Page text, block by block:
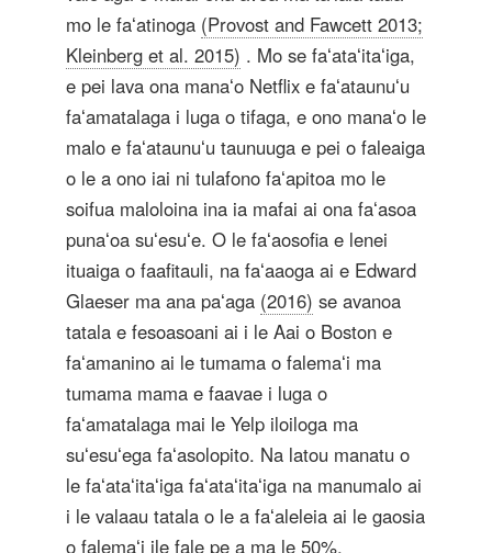
mo le faʻatinoga (Provost and Fawcett 2013;
Kleinberg et al. 2015) . Mo se faʻataʻitaʻiga,
e pei lava ona manaʻo Netflix e faʻataunuʻu
faʻamatalaga i luga o tifaga, e ono manaʻo le
malo e faʻataunuʻu taunuuga e pei o faleaiga
o le a ono iai ni tulafono faʻapitoa mo le
soifua maloloina ina ia mafai ai ona faʻasoa
punaʻoa suʻesuʻe. O le faʻaosofia e lenei
ituaiga o faafitauli, na faʻaaoga ai e Edward
Glaeser ma ana paʻaga (2016) se avanoa
tatala e fesoasoani ai i le Aai o Boston e
faʻamanino ai le tumama o falemaʻi ma
tumama mama e faavae i luga o
faʻamatalaga mai le Yelp iloiloga ma
suʻesuʻega faʻasolopito. Na latou manatu o
le faʻataʻitaʻiga faʻataʻitaʻiga na manumalo ai
i le valaau tatala o le a faʻaleleia ai le gaosia
o falemaʻi ile fale pe a ma le 50%.